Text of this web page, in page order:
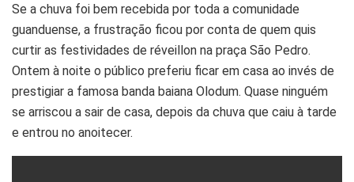
Se a chuva foi bem recebida por toda a comunidade
guanduense, a frustração ficou por conta de quem quis
curtir as festividades de réveillon na praça São Pedro.
Ontem à noite o público preferiu ficar em casa ao invés de
prestigiar a famosa banda baiana Olodum. Quase ninguém
se arriscou a sair de casa, depois da chuva que caiu à tarde
e entrou no anoitecer.